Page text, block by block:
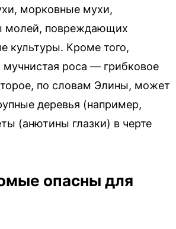
морковные мухи,
молей, повреждающих
культуры. Кроме того,
мучнистая роса — грибковое
по словам Элины, может
деревья (например,
(анютины глазки) в черте
опасны для